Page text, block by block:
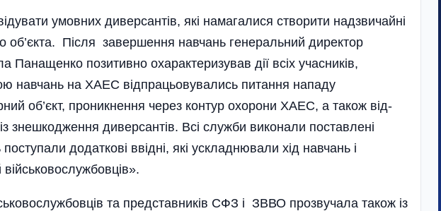
умовних диверсантів, які намагалися створити надзвичайні
об’єкта. Після завершення навчань генеральний директор
позитивно охарактеризував дії всіх учасників,
навчань на ХАЕС відпрацьовувались питання нападу
об’єкт, проникнення через контур охорони ХАЕС, а також від­
із знешкодження диверсантів. Всі служби виконали поставлені
додаткові ввідні, які ускладнювали хід навчань і
та представників СФЗ і ЗВВО прозвучала також із